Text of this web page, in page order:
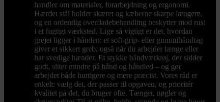
handler om materialer, forarbejdning og ergonomi.
Hærdet stål holder skæret og kæberne skarpe længere,
og en ordentlig overfladebehandling beskytter mod rust
i et fugtigt værksted. Lige så vigtigt er det, hvordan
grejet ligger i hånden: et soft-grip- eller gummihåndtag
giver et sikkert greb, også når du arbejder længe eller
har svedige hænder. Et stykke håndværktøj, der sidder
godt, sliter mindre på hånd og håndled – og gør
arbejdet både hurtigere og mere præcist. Vores råd er
enkelt: vælg det, der passer til opgaven, og prioritér
kvalitet på det, du bruger ofte. Tænger, nøgler og